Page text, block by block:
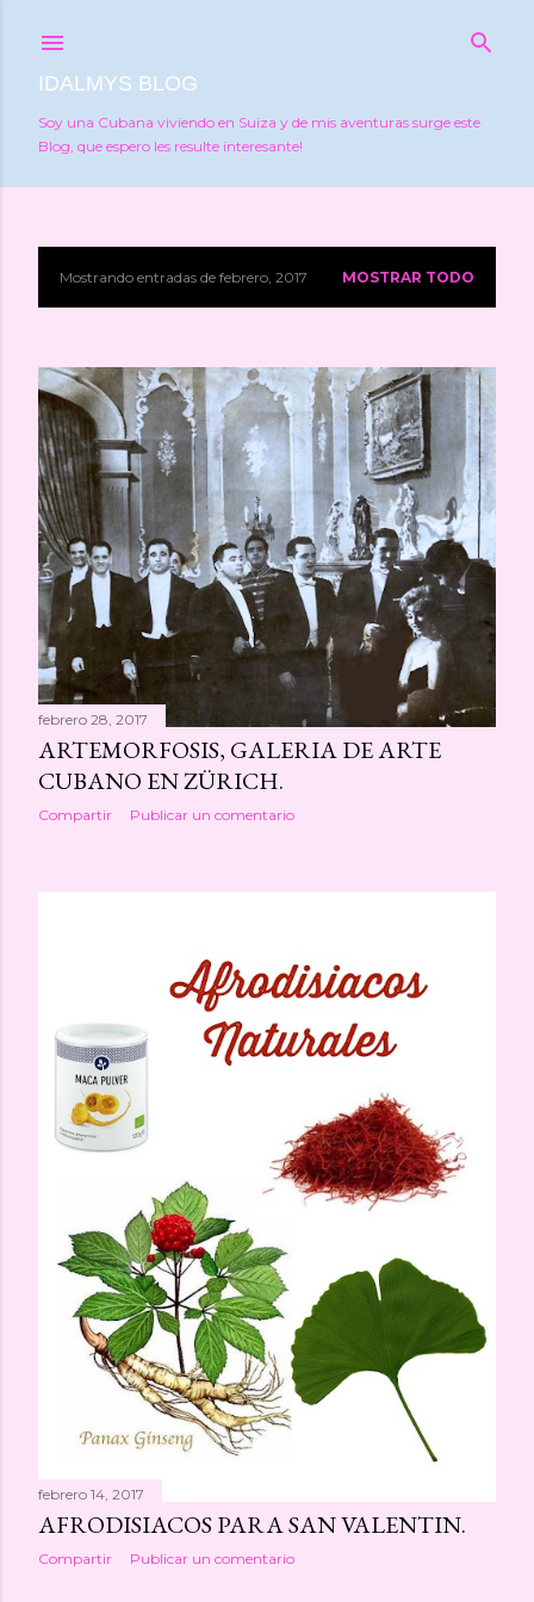
IDALMYS BLOG
Soy una Cubana viviendo en Suiza y de mis aventuras surge este
Blog, que espero les resulte interesante!
E
t
r
a
d
a
s
Mostrando entradas de febrero, 2017 MOSTRAR TODO
febrero 28, 2017
ARTEMORFOSIS, GALERIA DE ARTE
CUBANO EN ZÜRICH.
Compartir Publicar un comentario
febrero 14, 2017
AFRODISIACOS PARA SAN VALENTIN.
Compartir Publicar un comentario